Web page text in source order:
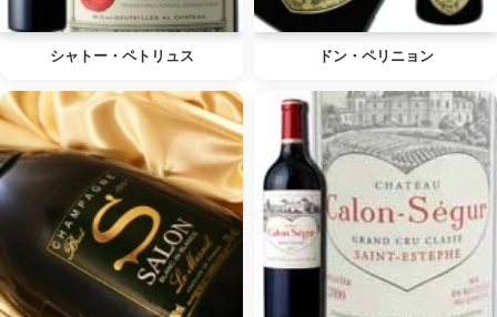
シャトー・ペトリュス ドン・ペリニョン